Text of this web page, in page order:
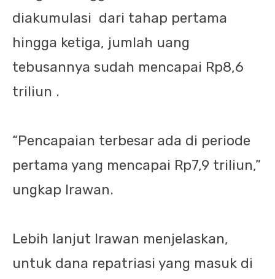
diakumulasi dari tahap pertama
hingga ketiga, jumlah uang
tebusannya sudah mencapai Rp8,6
triliun .
“Pencapaian terbesar ada di periode
pertama yang mencapai Rp7,9 triliun,”
ungkap Irawan.
Lebih lanjut Irawan menjelaskan,
untuk dana repatriasi yang masuk di